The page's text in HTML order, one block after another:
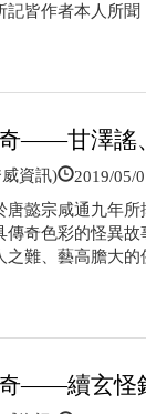
記皆作者本人所聞
——甘澤謠
資訊) 2019/05/
唐懿宗咸通九年
傳奇色彩的怪異
之難、藝高膽大的
——續玄怪